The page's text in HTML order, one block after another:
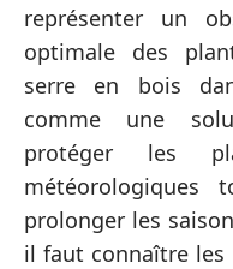
représenter un
optimale des
serre en bois
comme une
protéger les
météorologiques
prolonger les
il faut connaître les